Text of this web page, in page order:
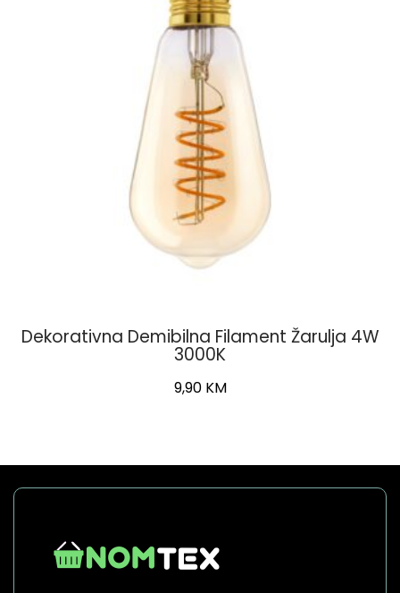
Dekorativna Demibilna Filament Žarulja 4W
3000K
9,90 KM